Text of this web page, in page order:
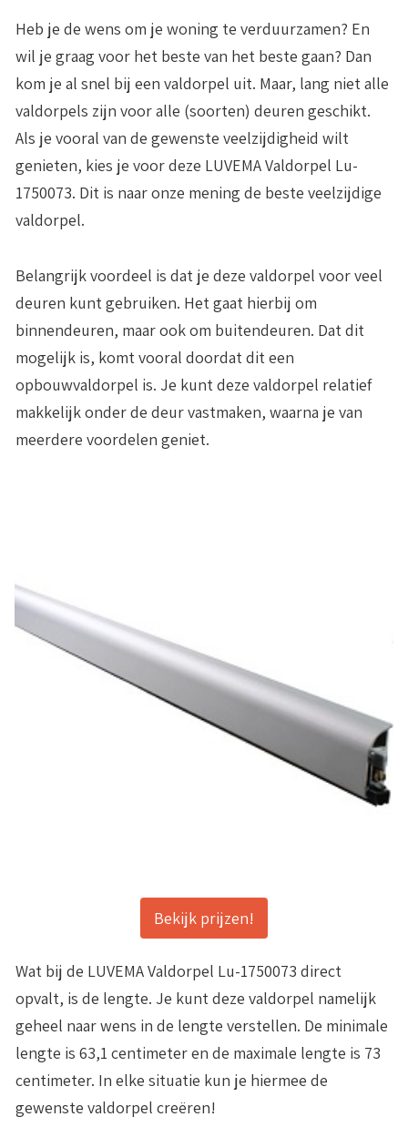
Heb je de wens om je woning te verduurzamen? En
wil je graag voor het beste van het beste gaan? Dan
kom je al snel bij een valdorpel uit. Maar, lang niet alle
valdorpels zijn voor alle (soorten) deuren geschikt.
Als je vooral van de gewenste veelzijdigheid wilt
genieten, kies je voor deze LUVEMA Valdorpel Lu-
1750073. Dit is naar onze mening de beste veelzijdige
valdorpel.
Belangrijk voordeel is dat je deze valdorpel voor veel
deuren kunt gebruiken. Het gaat hierbij om
binnendeuren, maar ook om buitendeuren. Dat dit
mogelijk is, komt vooral doordat dit een
opbouwvaldorpel is. Je kunt deze valdorpel relatief
makkelijk onder de deur vastmaken, waarna je van
meerdere voordelen geniet.
Bekijk prijzen!
Wat bij de LUVEMA Valdorpel Lu-1750073 direct
opvalt, is de lengte. Je kunt deze valdorpel namelijk
geheel naar wens in de lengte verstellen. De minimale
lengte is 63,1 centimeter en de maximale lengte is 73
centimeter. In elke situatie kun je hiermee de
gewenste valdorpel creëren!